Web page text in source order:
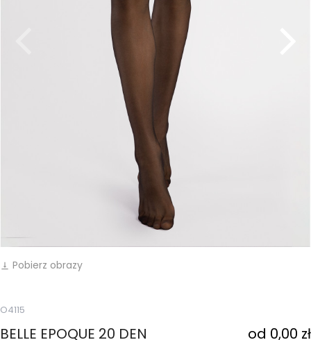
vertical_align_bottom Pobierz obrazy
O4115
BELLE EPOQUE 20 DEN od 0,00 zł